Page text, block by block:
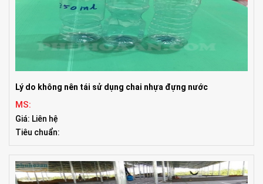
Lý do không nên tái sử dụng chai nhựa đựng nước
MS:
Giá: Liên hệ
Tiêu chuẩn: